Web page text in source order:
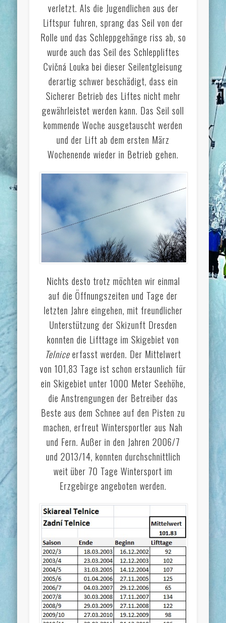
verletzt. Als die Jugendlichen aus der
Liftspur fuhren, sprang das Seil von der
Rolle und das Schleppgehänge riss ab, so
wurde auch das Seil des Schleppliftes
Cvičná Louka bei dieser Seilentgleisung
derartig schwer beschädigt, dass ein
Sicherer Betrieb des Liftes nicht mehr
gewährleistet werden kann. Das Seil soll
kommende Woche ausgetauscht werden
und der Lift ab dem ersten März
Wochenende wieder in Betrieb gehen.
Nichts desto trotz möchten wir einmal
auf die Öffnungszeiten und Tage der
letzten Jahre eingehen, mit freundlicher
Unterstützung der Skizunft Dresden
konnten die Lifttage im Skigebiet von
Telniceerfasst werden. Der Mittelwert
von 101,83 Tage ist schon erstaunlich für
ein Skigebiet unter 1000 Meter Seehöhe,
die Anstrengungen der Betreiber das
Beste aus dem Schnee auf den Pisten zu
machen, erfreut Wintersportler aus Nah
und Fern. Außer in den Jahren 2006/7
und 2013/14, konnten durchschnittlich
weit über 70 Tage Wintersport im
Erzgebirge angeboten werden.